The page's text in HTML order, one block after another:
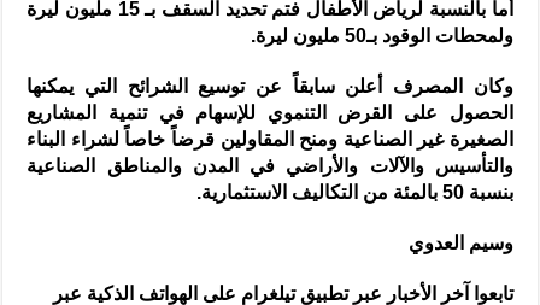
أما بالنسبة لرياض الأطفال فتم تحديد السقف بـ 15 مليون ليرة
ولمحطات الوقود بـ50 مليون ليرة.
وكان المصرف أعلن سابقاً عن توسيع الشرائح التي يمكنها
الحصول على القرض التنموي للإسهام في تنمية المشاريع
الصغيرة غير الصناعية ومنح المقاولين قرضاً خاصاً لشراء البناء
والتأسيس والآلات والأراضي في المدن والمناطق الصناعية
بنسبة 50 بالمئة من التكاليف الاستثمارية.
وسيم العدوي
تابعوا آخر الأخبار عبر تطبيق تيلغرام على الهواتف الذكية عبر